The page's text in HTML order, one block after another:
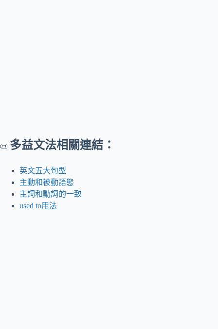
📜 多益文法相關連結：
英文五大句型
主動和被動語態
主詞和動詞的一致
used to用法